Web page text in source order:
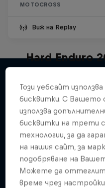
MOTOCROSS
Виж на Replay
Подобни
Hard Enduro
Hard Enduro is the
Този уебсайт
бисквитки. С Вашето
използва
бисквитки на трети
технологии, за да
на нашия сайт, за
подобряване на
Можете да
време чрез